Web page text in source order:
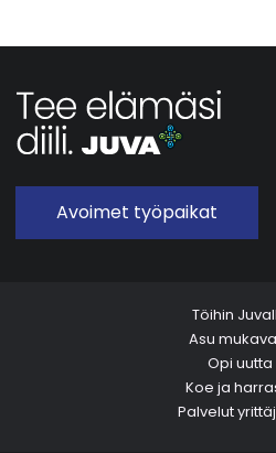
Avoimet työpaikat
Töihin
Asu
Opi uutta
Koe ja
Palvelut